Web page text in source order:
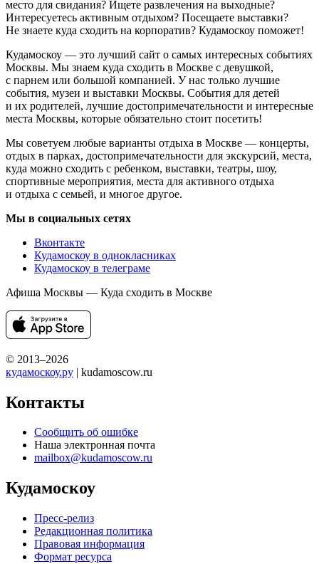
место для свидания? Ищете развлечения на выходные?
Интересуетесь активным отдыхом? Посещаете выставки?
Не знаете куда сходить на корпоратив? Кудамоскоу поможет!
Кудамоскоу — это лучший сайт о самых интересных событиях
Москвы. Мы знаем куда сходить в Москве с девушкой,
с парнем или большой компанией. У нас только лучшие
события, музеи и выставки Москвы. События для детей
и их родителей, лучшие достопримечательности и интересные
места Москвы, которые обязательно стоит посетить!
Мы советуем любые варианты отдыха в Москве — концерты,
отдых в парках, достопримечательности для экскурсий, места,
куда можно сходить с ребенком, выставки, театры, шоу,
спортивные мероприятия, места для активного отдыха
и отдыха с семьей, и многое другое.
Мы в социальных сетях
Вконтакте
Кудамоскоу в однокласниках
Кудамоскоу в телеграме
Афиша Москвы — Куда сходить в Москве
© 2013–2026
кудамоскоу.ру | kudamoscow.ru
Контакты
Сообщить об ошибке
Наша электронная почта
mailbox@kudamoscow.ru
Кудамоскоу
Пресс-релиз
Редакционная политика
Правовая информация
Формат ресурса